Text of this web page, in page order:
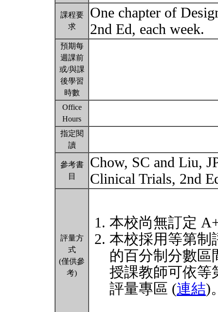
課程要
求
One chapter of
2nd Ed, each week.
預期每
週課前
或/與課
後學習
時數
Office
Hours
指定閱
讀
參考書
目
Chow, SC and Liu,
Clinical Trials, 2nd
評量方
式
(僅供參
考)
本校尚無訂定
本校採用等第制
的百分制分數區
授課教師可依等
評量專區 (連結)